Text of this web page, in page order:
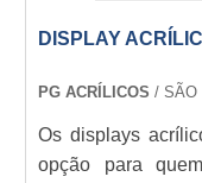
DISPLAY
PG ACRÍLICOS/ SÃO
Os displays
opção para